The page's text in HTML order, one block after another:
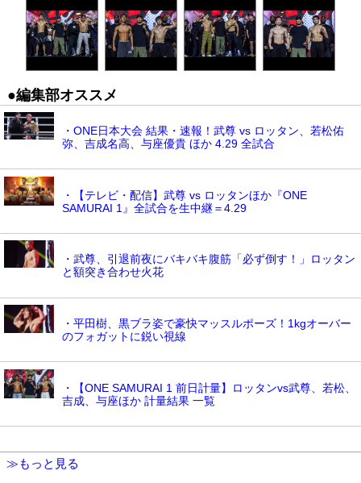
●編集部オススメ
・ONE日本大会 結果・速報！武尊 vs ロッタン、若松佑
弥、吉成名高、与座優貴 ほか 4.29 全試合
・【テレビ・配信】武尊 vs ロッタンほか『ONE
SAMURAI 1』全試合を生中継＝4.29
・武尊、引退前夜にバキバキ腹筋「必ず倒す！」ロッタン
と額突き合わせ火花
・平田樹、黒ブラ姿で豪快マッスルポーズ！1kgオーバー
のフォガットに鋭い視線
・【ONE SAMURAI 1 前日計量】ロッタンvs武尊、若松、
吉成、与座ほか 計量結果 一覧
≫もっと見る